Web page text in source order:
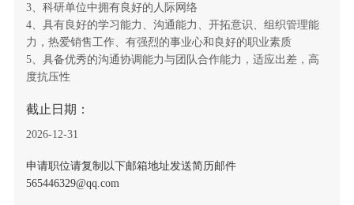
3、科研单位中拥有良好的人际网络
4、具有良好的学习能力、沟通能力、开拓意识、组织管理能
力，热爱销售工作、有强烈的事业心和良好的职业素质
5、具备优秀的沟通协调能力与团队合作能力，适应出差，高
度抗压性
截止日期：
2026-12-31
申请职位请复制以下邮箱地址发送简历邮件
565446329@qq.com